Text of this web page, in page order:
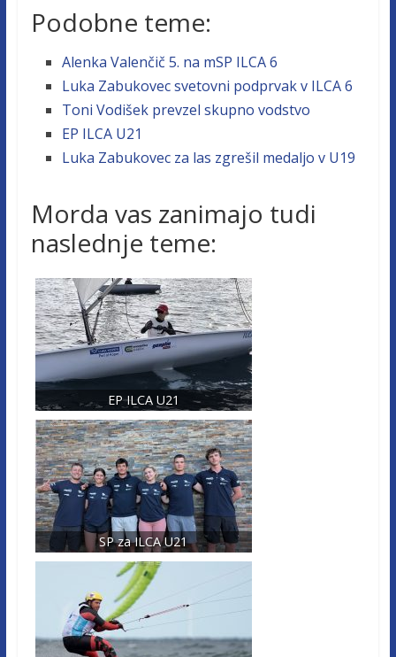
Podobne teme:
Alenka Valenčič 5. na mSP ILCA 6
Luka Zabukovec svetovni podprvak v ILCA 6
Toni Vodišek prevzel skupno vodstvo
EP ILCA U21
Luka Zabukovec za las zgrešil medaljo v U19
Morda vas zanimajo tudi
naslednje teme:
EP ILCA U21
SP za ILCA U21